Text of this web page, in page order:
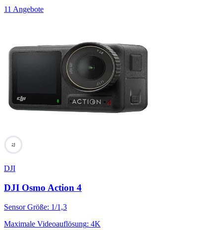
11 Angebote
72
DJI
DJI Osmo Action 4
Sensor Größe: 1/1,3
Maximale Videoauflösung: 4K